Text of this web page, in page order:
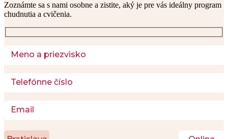
Zoznámte sa s nami osobne a zistite, aký je pre vás ideálny program
chudnutia a cvičenia.